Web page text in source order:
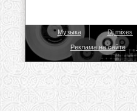
Музыка Dj mixes
Реклама на сайте